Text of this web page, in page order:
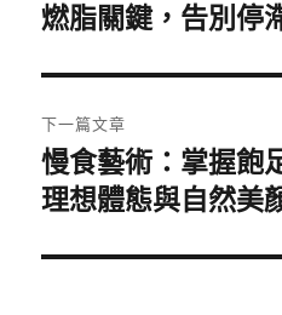
導
覽
一
文
章:
燃脂關鍵，告別停
下一篇文章
下
一
文
慢食藝術：掌握飽
理想體態與自然美